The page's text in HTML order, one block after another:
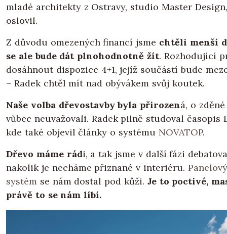
mladé architekty z Ostravy, studio Master
oslovil.
Z důvodu omezených financí jsme chtěli menší
se ale bude dát plnohodnotně žít. Rozhodující
dosáhnout dispozice 4+1, jejíž součástí bude
– Radek chtěl mít nad obývákem svůj koutek.
Naše volba dřevostavby byla přirozená, o
vůbec neuvažovali. Radek pilně studoval časopis
kde také objevil články o systému NOVATOP.
Dřevo máme rádi, a tak jsme v další fázi
nakolik je necháme přiznané v interiéru.
systém se nám dostal pod kůži. Je to poctivé,
právě to se nám líbí.